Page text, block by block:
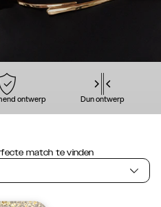
ontwerp Dun ontwerp
match te vinden